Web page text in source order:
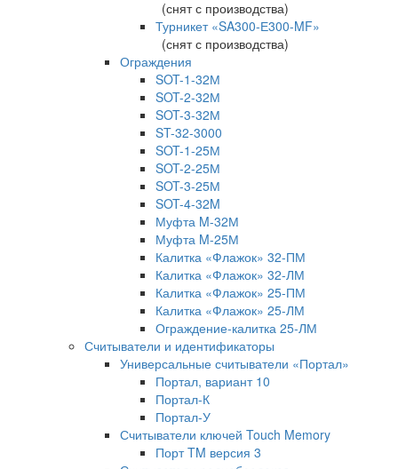
(снят с производства)
Турникет «SA300-Е300-MF»
(снят с производства)
Ограждения
SOT-1-32М
SOT-2-32М
SOT-3-32М
ST-32-3000
SOT-1-25М
SOT-2-25М
SOT-3-25М
SOT-4-32M
Муфта M-32М
Муфта M-25М
Калитка «Флажок» 32-ПМ
Калитка «Флажок» 32-ЛМ
Калитка «Флажок» 25-ПМ
Калитка «Флажок» 25-ЛМ
Ограждение-калитка 25-ЛМ
Считыватели и идентификаторы
Универсальные считыватели «Портал»
Портал, вариант 10
Портал-К
Портал-У
Считыватели ключей Touch Memory
Порт TM версия 3